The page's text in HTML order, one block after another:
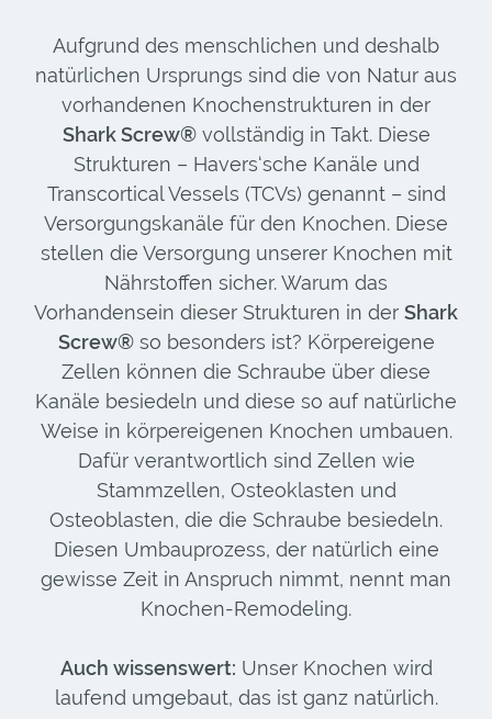
Aufgrund des menschlichen und deshalb
natürlichen Ursprungs sind die von Natur aus
vorhandenen Knochenstrukturen in der
Shark Screw®vollständig in Takt. Diese
Strukturen – Havers‘sche Kanäle und
Transcortical Vessels (TCVs) genannt – sind
Versorgungskanäle für den Knochen. Diese
stellen die Versorgung unserer Knochen mit
Nährstoffen sicher. Warum das
Vorhandensein dieser Strukturen in der Shark
Screw®so besonders ist? Körpereigene
Zellen können die Schraube über diese
Kanäle besiedeln und diese so auf natürliche
Weise in körpereigenen Knochen umbauen.
Dafür verantwortlich sind Zellen wie
Stammzellen, Osteoklasten und
Osteoblasten, die die Schraube besiedeln.
Diesen Umbauprozess, der natürlich eine
gewisse Zeit in Anspruch nimmt, nennt man
Knochen-Remodeling.
Auch wissenswert: Unser Knochen wird
laufend umgebaut, das ist ganz natürlich.